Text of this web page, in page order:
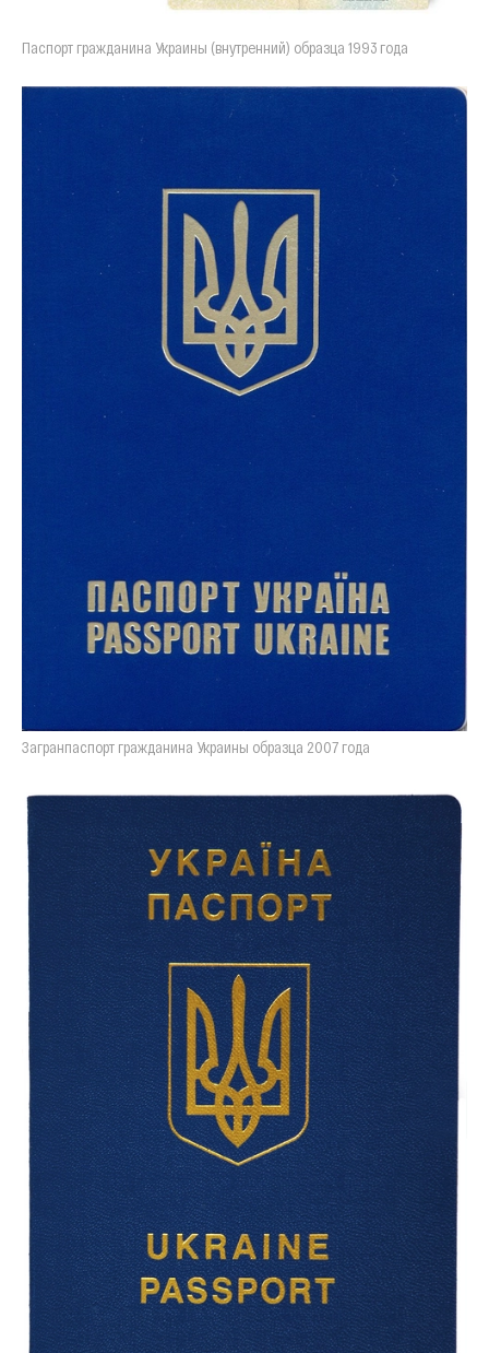
Паспорт гражданина Украины (внутренний) образца 1993 года
Загранпаспорт гражданина Украины образца 2007 года